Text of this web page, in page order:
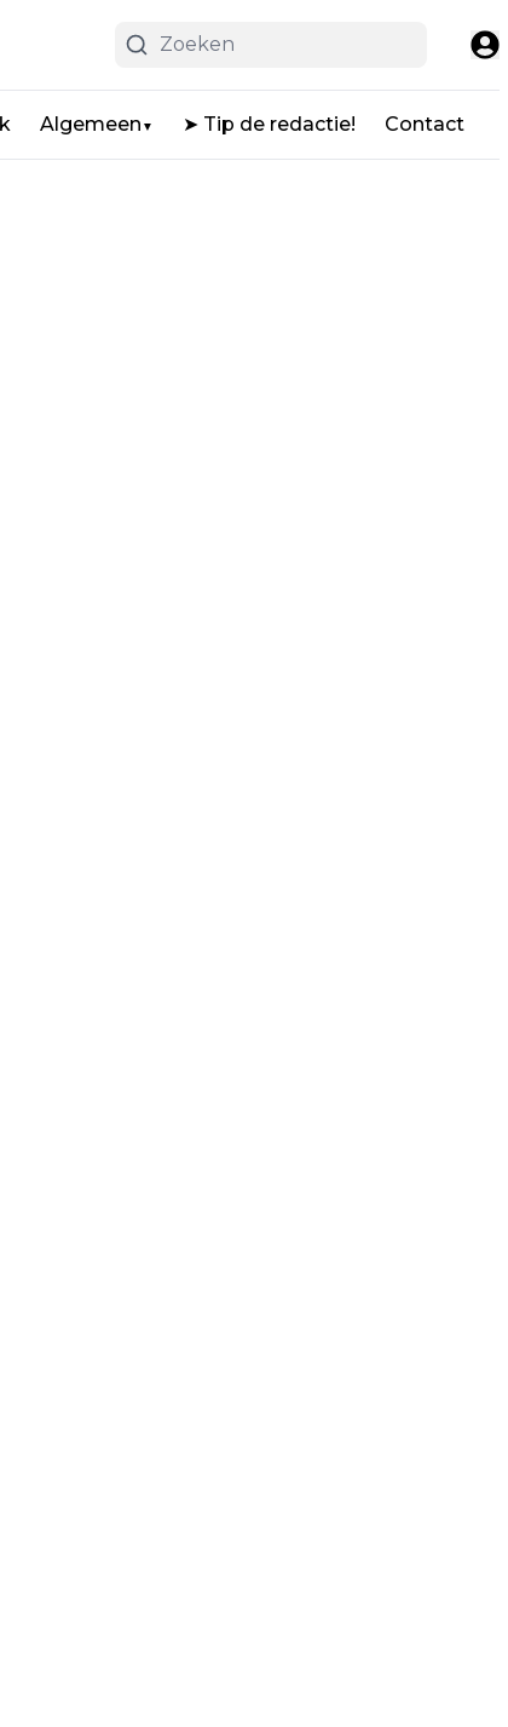
Algemeen ▼ ➤ Tip de redactie! Contact